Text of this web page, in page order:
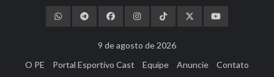
9 de agosto de 2026
O PE
Portal Esportivo Cast Equipe Anuncie Contato